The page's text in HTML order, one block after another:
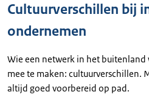
Cultuurverschillen bij
ondernemen
Wie een netwerk in het
mee te maken: cultuurverschillen.
altijd goed voorbereid op pad.